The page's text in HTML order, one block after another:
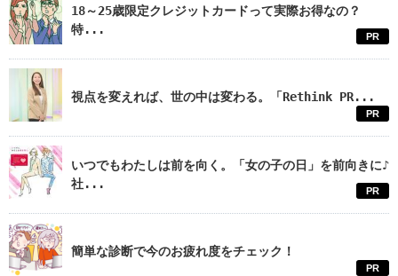
18～25歳限定クレジットカードって実際お得なの？
特...
PR
視点を変えれば、世の中は変わる。「Rethink PR...
PR
いつでもわたしは前を向く。「女の子の日」を前向きに♪
社...
PR
簡単な診断で今のお疲れ度をチェック！
PR